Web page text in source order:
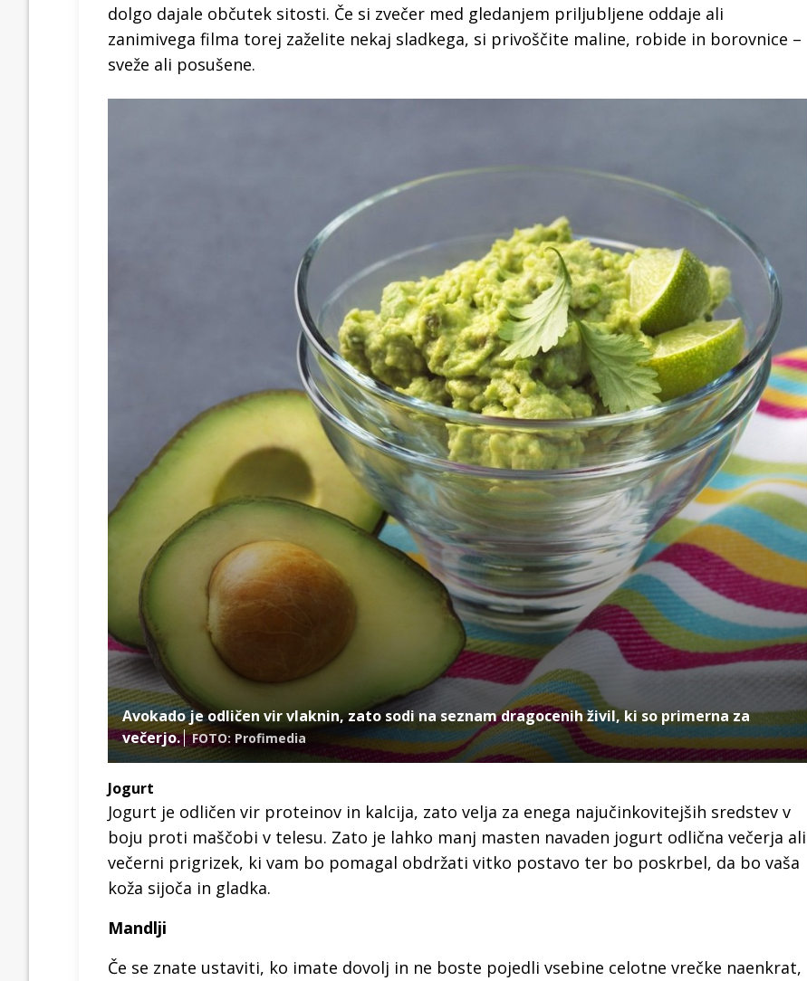
dolgo dajale občutek sitosti. Če si zvečer med gledanjem priljubljene oddaje ali
zanimivega filma torej zaželite nekaj sladkega, si privoščite maline, robide in borovnice –
sveže ali posušene.
Avokado je odličen vir vlaknin, zato sodi na seznam dragocenih živil, ki so primerna za
večerjo.
FOTO: Profimedia
Jogurt
Jogurt je odličen vir proteinov in kalcija, zato velja za enega najučinkovitejših sredstev v
boju proti maščobi v telesu. Zato je lahko manj masten navaden jogurt odlična večerja ali
večerni prigrizek, ki vam bo pomagal obdržati vitko postavo ter bo poskrbel, da bo vaša
koža sijoča in gladka.
Mandlji
Če se znate ustaviti, ko imate dovolj in ne boste pojedli vsebine celotne vrečke naenkrat,